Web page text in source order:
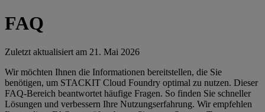
FAQ
Zuletzt aktualisiert am 21. Mai 2026
Wir möchten Ihnen die Informationen bereitstellen, die Sie
benötigen, um STACKIT Cloud Foundry optimal zu nutzen. Dieser
FAQ-Bereich beantwortet häufige Fragen. So finden Sie schneller
Lösungen und verbessern Ihre Nutzungserfahrung. Wir empfehlen